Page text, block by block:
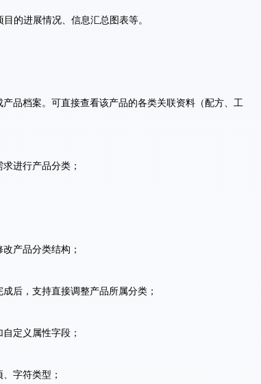
的进展情况、信息汇总图表等。
品档案。可直接查看该产品的各类关联资料（配方、工
进行产品分类；
产品分类结构；
后，支持直接调整产品所属分类；
定义属性字段；
字符类型；